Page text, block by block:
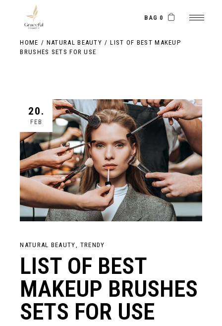
BAG 0
HOME NATURAL BEAUTY
LIST OF BEST MAKEUP
BRUSHES SETS FOR USE
20.
FEB
NATURAL BEAUTY TRENDY
LIST OF BEST
MAKEUP BRUSHES
SETS FOR USE